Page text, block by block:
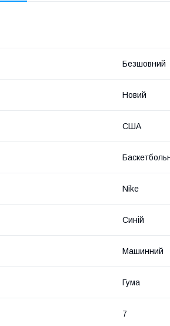
Безшовний
Новий
США
Nike
Синій
Машинний
Гума
7